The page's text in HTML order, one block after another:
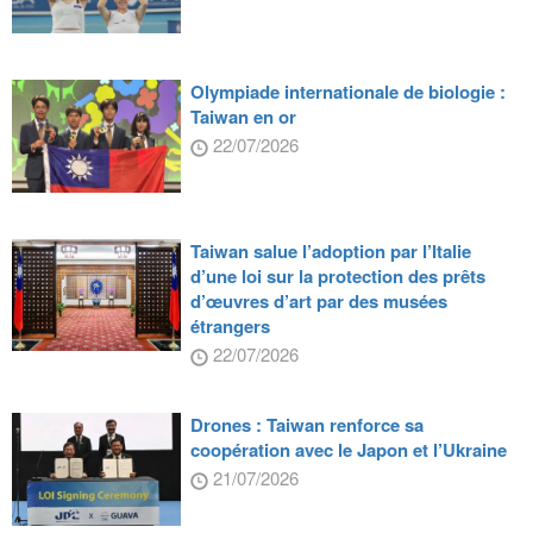
Olympiade internationale de biologie :
Taiwan en or
22/07/2026
Taiwan salue l’adoption par l’Italie
d’une loi sur la protection des prêts
d’œuvres d’art par des musées
étrangers
22/07/2026
Drones : Taiwan renforce sa
coopération avec le Japon et l’Ukraine
21/07/2026